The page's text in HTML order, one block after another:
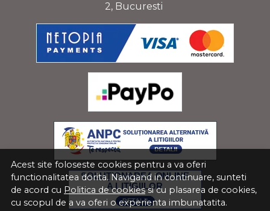
Acest site foloseste cookies pentru a va oferi
functionalitatea dorita. Navigand in continuare, sunteti
de acord cu Politica de cookiessi cu plasarea de cookies,
cu scopul de a va oferi o experienta imbunatatita.
2, Bucuresti